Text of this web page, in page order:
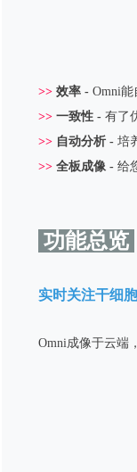
>> 效率 - Omni
>> 一致性 - 有了
>> 自动分析 - 培
>> 全板成像 - 给
功能总览
实时关注干细
Omni成像于云端